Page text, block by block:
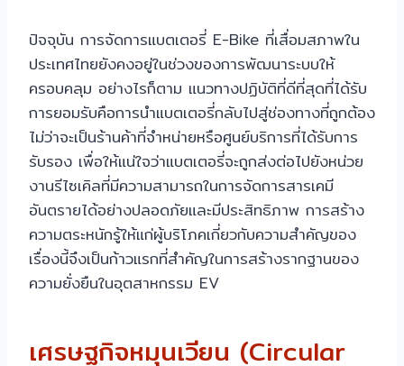
ปัจจุบัน การจัดการแบตเตอรี่ E-Bike ที่เสื่อมสภาพใน
ประเทศไทยยังคงอยู่ในช่วงของการพัฒนาระบบให้
ครอบคลุม อย่างไรก็ตาม แนวทางปฏิบัติที่ดีที่สุดที่ได้รับ
การยอมรับคือการนำแบตเตอรี่กลับไปสู่ช่องทางที่ถูกต้อง
ไม่ว่าจะเป็นร้านค้าที่จำหน่ายหรือศูนย์บริการที่ได้รับการ
รับรอง เพื่อให้แน่ใจว่าแบตเตอรี่จะถูกส่งต่อไปยังหน่วย
งานรีไซเคิลที่มีความสามารถในการจัดการสารเคมี
อันตรายได้อย่างปลอดภัยและมีประสิทธิภาพ การสร้าง
ความตระหนักรู้ให้แก่ผู้บริโภคเกี่ยวกับความสำคัญของ
เรื่องนี้จึงเป็นก้าวแรกที่สำคัญในการสร้างรากฐานของ
ความยั่งยืนในอุตสาหกรรม EV
เศรษฐกิจหมุนเวียน (Circular